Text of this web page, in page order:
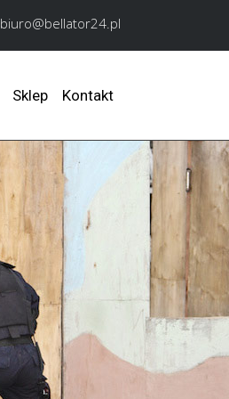
biuro@bellator24.pl
Sklep Kontakt